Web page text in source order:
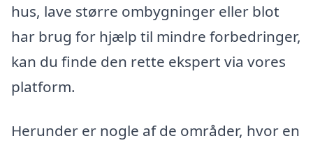
hus, lave større ombygninger eller blot
har brug for hjælp til mindre forbedringer,
kan du finde den rette ekspert via vores
platform.
Herunder er nogle af de områder, hvor en